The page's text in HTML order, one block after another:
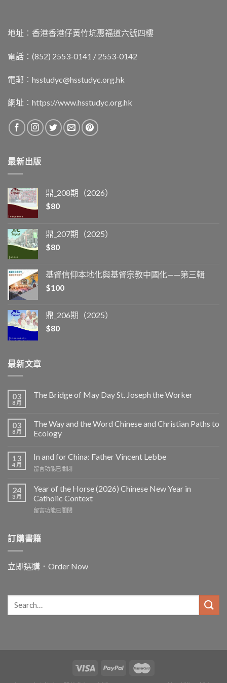
地址︰香港香港仔黃竹坑惠福道六號四樓
電話：(852) 2553-0141 / 2553-0142
電郵︰ hsstudyc@hsstudyc.org.hk
網址︰ https://www.hsstudyc.org.hk
最新出版
鼎_208期（2026）
$80
鼎_207期（2025）
$80
基督信仰本地化與基督宗教中國化——第三輯
$100
鼎_206期（2025）
$80
最新文章
03
8 月
The Bridge of May Day St. Joseph the Worker
03
8 月
The Way and the Word Chinese and Christian Paths to
Ecology
13
4 月
In and for China: Father Vincent Lebbe
在
and
China:
Father
中
留言功能已關閉
24
3 月
Year of the Horse (2026) Chinese New Year in
Catholic Context
在
the
Horse
Chinese
New
Catholic
Context〉
中
留言功能已關閉
訂購書籍
立即選購．Order Now